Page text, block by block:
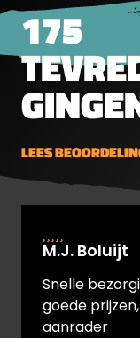
175
LEES
M.J. Boluijt
Snelle
goede
aanrader